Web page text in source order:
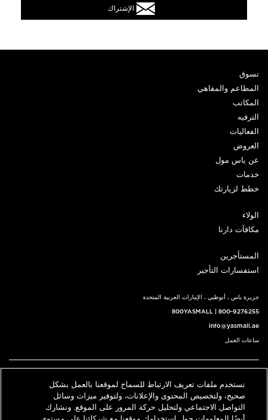
الإشتراك
تسوق
المطاعم والمقاهي
المكاتب
الترفيه
الفعاليات
العروض
عن ياس مول
خدمات
خطط لزيارتك
الولاء
مكافآت دارنا
المستأجرين
استفسارات التأجير
جزيرة ياس ، أبوظبي ، الإمارات العربية المتحدة
800YASMALL 800-9276255
info@yasmall.ae
ساعات العمل
English حدد موقعنا اتصل بنا
نستخدم ملفات تعريف الارتباط للسماح لموقعنا بالعمل بشكل
صحيح، ولتخصيص المحتوى والإعلانات، ولتوفير ميزات وسائل
التواصل الاجتماعي ولتحليل حركة المرور على الموقع. ونشارك